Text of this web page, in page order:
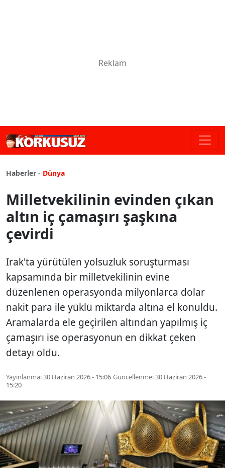
Haberler - Dünya
Milletvekilinin evinden çıkan
altın iç çamaşırı şaşkına
çevirdi
Irak'ta yürütülen yolsuzluk soruşturması
kapsamında bir milletvekilinin evine
düzenlenen operasyonda milyonlarca dolar
nakit para ile yüklü miktarda altına el konuldu.
Aramalarda ele geçirilen altından yapılmış iç
çamaşırı ise operasyonun en dikkat çeken
detayı oldu.
Yayınlanma:30 Haziran 2026 - 15:06 Güncellenme:30 Haziran 2026 -
15:20